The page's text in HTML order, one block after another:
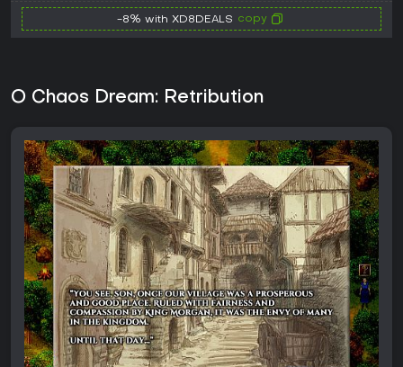
-8% with XD8DEALS copy
O Chaos Dream: Retribution